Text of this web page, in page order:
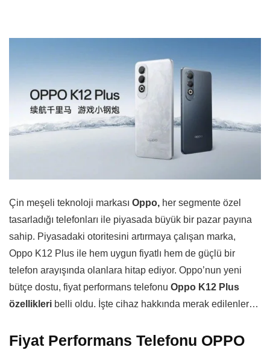
Çin meşeli teknoloji markası Oppo, her segmente özel
tasarladığı telefonları ile piyasada büyük bir pazar payına
sahip. Piyasadaki otoritesini artırmaya çalışan marka,
Oppo K12 Plus ile hem uygun fiyatlı hem de güçlü bir
telefon arayışında olanlara hitap ediyor. Oppo’nun yeni
bütçe dostu, fiyat performans telefonu Oppo K12 Plus
özellikleri belli oldu. İşte cihaz hakkında merak edilenler…
Fiyat Performans Telefonu OPPO